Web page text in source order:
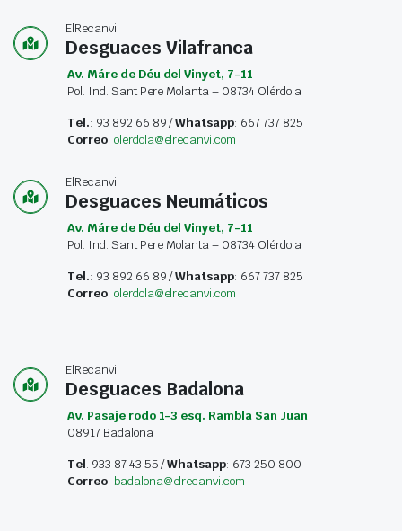
ElRecanvi
Desguaces Vilafranca
Av. Máre de Déu del Vinyet, 7-11
Pol. Ind. Sant Pere Molanta – 08734 Olérdola
Tel.: 93 892 66 89 /Whatsapp: 667 737 825
Correo: olerdola@elrecanvi.com
ElRecanvi
Desguaces Neumáticos
Av. Máre de Déu del Vinyet, 7-11
Pol. Ind. Sant Pere Molanta – 08734 Olérdola
Tel.: 93 892 66 89 /Whatsapp: 667 737 825
Correo: olerdola@elrecanvi.com
ElRecanvi
Desguaces Badalona
Av. Pasaje rodo 1-3 esq. Rambla San Juan
08917 Badalona
Tel. 933 87 43 55 /Whatsapp: 673 250 800
Correo: badalona@elrecanvi.com